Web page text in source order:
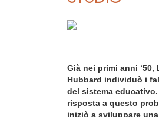
Già nei primi anni ‘50,
Hubbard individuò i
del sistema educativo.
risposta a questo
iniziò a sviluppare